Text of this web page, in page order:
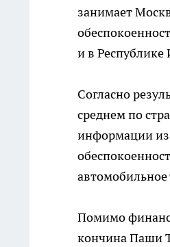
занимает
и в
Согласно
среднем по
информации
автомобильное
Помимо
кончина Паши